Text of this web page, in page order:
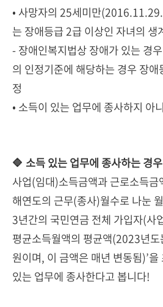
• 사망자의 25세미만
는 장애등급 2급 이상인 자녀의 생
- 장애인복지법상 장애가 있는 경
의 인정기준에 해당하는 경우 장
정
• 소득이 있는 업무에 종사하지 아
🔷 소득 있는 업무에 종사하는 경
사업(임대)소득금액과 근로소득
해연도의 근무(종사)월수로 나눈
3년간의 국민연금 전체 가입자(사
평균소득월액의 평균액(2023년
원이며, 이 금액은 매년 변동됨)’
있는 업무에 종사한다고 봅니다!